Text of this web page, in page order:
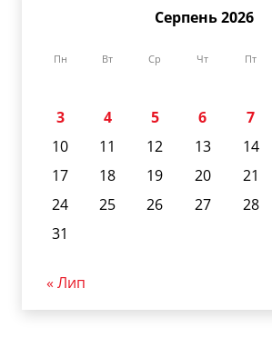
Серпень 2026
Пн Вт Ср Чт Пт
3
4 5 6 7
10
11 12 13 14
17
18 19 20 21
24
25 26 27 28
31
« Лип